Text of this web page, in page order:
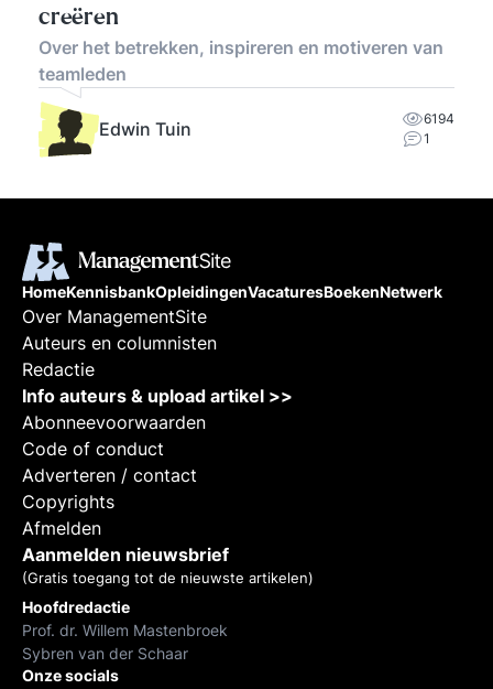
creëren
Over het betrekken, inspireren en motiveren van
teamleden
Edwin Tuin
6194
1
HomeKennisbankOpleidingenVacaturesBoekenNetwerk
Over ManagementSite
Auteurs en columnisten
Redactie
Info auteurs & upload artikel >>
Abonneevoorwaarden
Code of conduct
Adverteren / contact
Copyrights
Afmelden
Aanmelden nieuwsbrief
(Gratis toegang tot de nieuwste artikelen)
Hoofdredactie
Prof. dr. Willem Mastenbroek
Sybren van der Schaar
Onze socials